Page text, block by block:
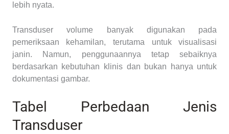
lebih nyata.
Transduser volume banyak digunakan pada
pemeriksaan kehamilan, terutama untuk visualisasi
janin. Namun, penggunaannya tetap sebaiknya
berdasarkan kebutuhan klinis dan bukan hanya untuk
dokumentasi gambar.
Tabel Perbedaan Jenis
Transduser